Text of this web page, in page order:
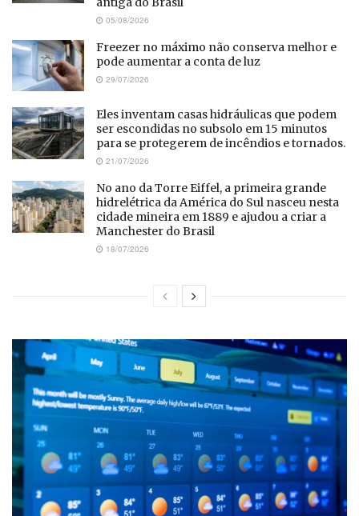
05/08/2026
Freezer no máximo não conserva melhor e
pode aumentar a conta de luz
29/07/2026
Eles inventam casas hidráulicas que podem
ser escondidas no subsolo em 15 minutos
para se protegerem de incêndios e tornados.
21/07/2026
No ano da Torre Eiffel, a primeira grande
hidrelétrica da América do Sul nasceu nesta
cidade mineira em 1889 e ajudou a criar a
Manchester do Brasil
18/07/2026